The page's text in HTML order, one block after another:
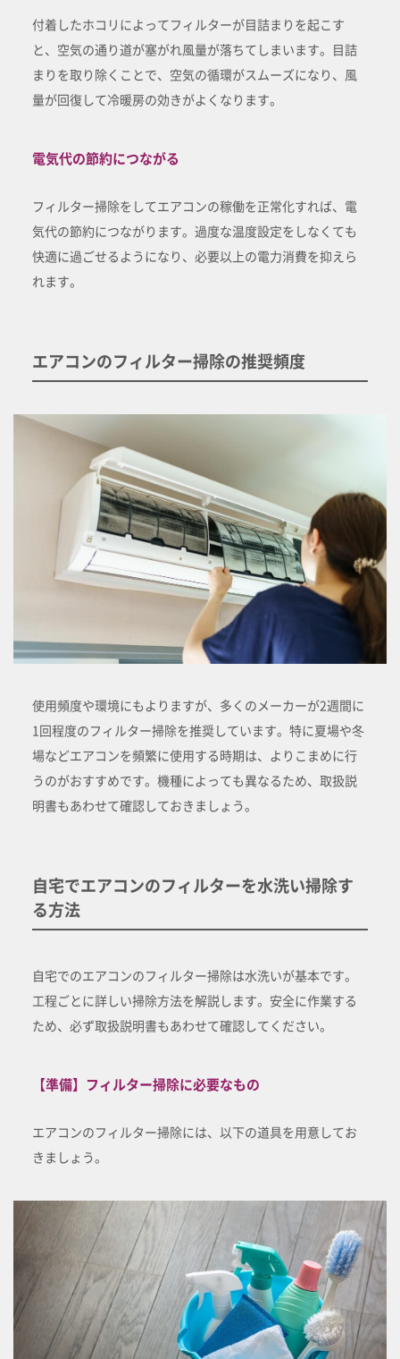
付着したホコリによってフィルターが目詰まりを起こす
と、空気の通り道が塞がれ風量が落ちてしまいます。目詰
まりを取り除くことで、空気の循環がスムーズになり、風
量が回復して冷暖房の効きがよくなります。
電気代の節約につながる
フィルター掃除をしてエアコンの稼働を正常化すれば、電
気代の節約につながります。過度な温度設定をしなくても
快適に過ごせるようになり、必要以上の電力消費を抑えら
れます。
エアコンのフィルター掃除の推奨頻度
使用頻度や環境にもよりますが、多くのメーカーが2週間に
1回程度のフィルター掃除を推奨しています。特に夏場や冬
場などエアコンを頻繁に使用する時期は、よりこまめに行
うのがおすすめです。機種によっても異なるため、取扱説
明書もあわせて確認しておきましょう。
自宅でエアコンのフィルターを水洗い掃除す
る方法
自宅でのエアコンのフィルター掃除は水洗いが基本です。
工程ごとに詳しい掃除方法を解説します。安全に作業する
ため、必ず取扱説明書もあわせて確認してください。
【準備】フィルター掃除に必要なもの
エアコンのフィルター掃除には、以下の道具を用意してお
きましょう。